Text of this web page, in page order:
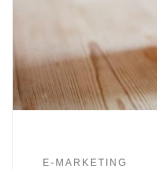
E-MARKETING